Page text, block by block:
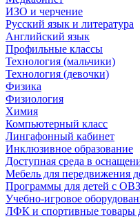
ИЗО и черчение
Русский язык и литература
Английский язык
Профильные классы
Технология (мальчики)
Технология (девочки)
Физика
Физиология
Химия
Компьютерный класс
Лингафонный кабинет
Инклюзивное образование
Доступная среда в
Мебель для передвижения
Программы для детей с ОВЗ
Учебно-игровое
ЛФК и спортивные товары